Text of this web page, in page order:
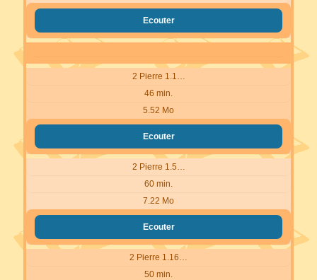
Ecouter
2 Pierre 1.1…
46 min.
5.52 Mo
Ecouter
2 Pierre 1.5…
60 min.
7.22 Mo
Ecouter
2 Pierre 1.16…
50 min.